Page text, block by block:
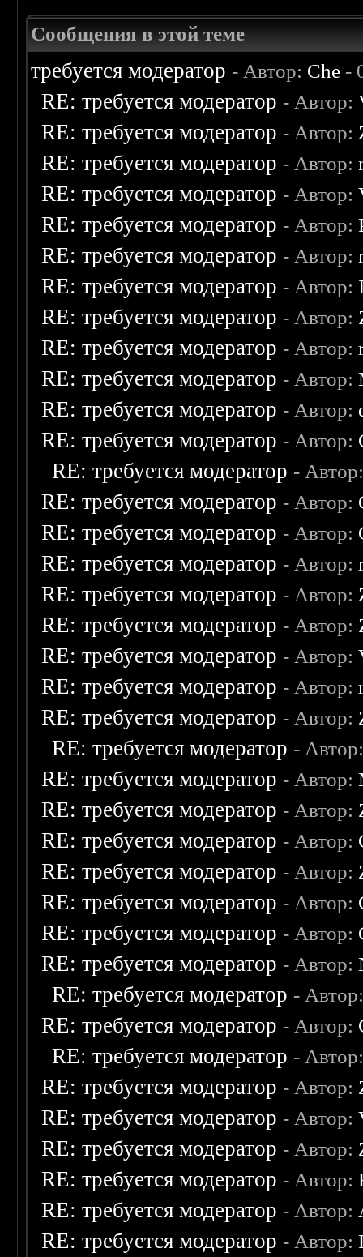
Сообщения в этой теме
требуется модератор - Автор: Che -
RE: требуется модератор - Автор:
RE: требуется модератор - Автор:
RE: требуется модератор - Автор:
RE: требуется модератор - Автор:
RE: требуется модератор - Автор:
RE: требуется модератор - Автор:
RE: требуется модератор - Автор:
RE: требуется модератор - Автор:
RE: требуется модератор - Автор:
RE: требуется модератор - Автор:
RE: требуется модератор - Автор:
RE: требуется модератор - Автор:
RE: требуется модератор -
RE: требуется модератор - Автор:
RE: требуется модератор - Автор:
RE: требуется модератор - Автор:
RE: требуется модератор - Автор:
RE: требуется модератор - Автор:
RE: требуется модератор - Автор:
RE: требуется модератор - Автор:
RE: требуется модератор - Автор:
RE: требуется модератор -
RE: требуется модератор - Автор:
RE: требуется модератор - Автор:
RE: требуется модератор - Автор:
RE: требуется модератор - Автор:
RE: требуется модератор - Автор:
RE: требуется модератор - Автор:
RE: требуется модератор - Автор:
RE: требуется модератор -
RE: требуется модератор - Автор:
RE: требуется модератор -
RE: требуется модератор - Автор:
RE: требуется модератор - Автор:
RE: требуется модератор - Автор:
RE: требуется модератор - Автор:
RE: требуется модератор - Автор:
RE: требуется модератор - Автор: